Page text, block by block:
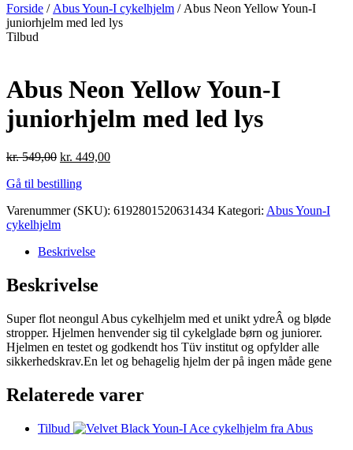
Forside / Abus Youn-I cykelhjelm / Abus Neon Yellow Youn-I
juniorhjelm med led lys
Tilbud
Abus Neon Yellow Youn-I
juniorhjelm med led lys
kr.549,00 kr. 449,00
Gå til bestilling
Varenummer (SKU): 6192801520631434 Kategori: Abus Youn-I
cykelhjelm
Beskrivelse
Beskrivelse
Super flot neongul Abus cykelhjelm med et unikt ydreÂ og bløde
stropper. Hjelmen henvender sig til cykelglade børn og juniorer.
Hjelmen en testet og godkendt hos Tüv institut og opfylder alle
sikkerhedskrav.En let og behagelig hjelm der på ingen måde gene
Relaterede varer
Tilbud